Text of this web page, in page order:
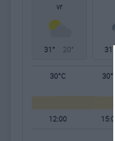
vr
31° 20° 31°
30°C 30°C
12:00 15:00